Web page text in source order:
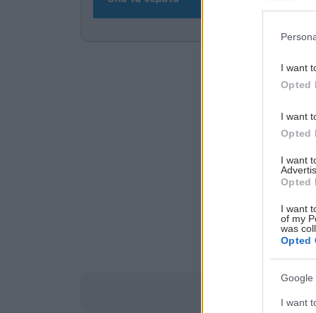
I want
Opted
I want
Opted
I want
Opted
I want
of my
was
Opted
Google
I want